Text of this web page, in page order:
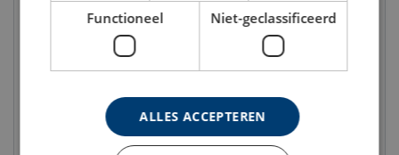
| tontaatslager
Bekijk product
(OSS) G-416 | Gaffelsocket
MBL T: 12 - 875 ton
KabelØ Bereik: 8 - 102 mm
Bekijk product
Functioneel Niet-geclassificeerd
ALLES ACCEPTEREN